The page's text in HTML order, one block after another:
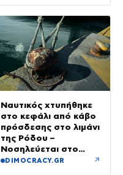
Ναυτικός χτυπήθηκε
στο κεφάλι από κάβο
πρόσδεσης στο λιμάνι
της Ρόδου –
Νοσηλεύεται στο
νοσοκομείο
DIMOCRACY.GR ↗